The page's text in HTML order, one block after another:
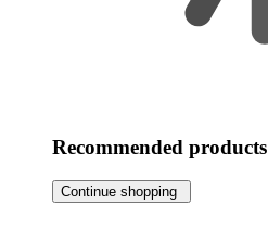
Recommended products
Continue shopping